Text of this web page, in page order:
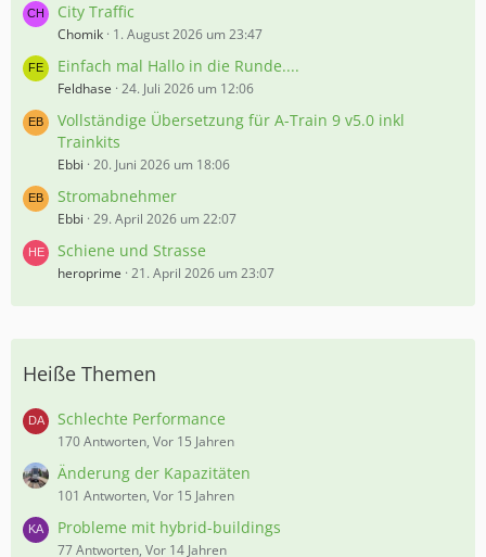
City Traffic
Chomik 1. August 2026 um 23:47
Einfach mal Hallo in die Runde....
Feldhase 24. Juli 2026 um 12:06
Vollständige Übersetzung für A-Train 9 v5.0 inkl
Trainkits
Ebbi 20. Juni 2026 um 18:06
Stromabnehmer
Ebbi 29. April 2026 um 22:07
Schiene und Strasse
heroprime 21. April 2026 um 23:07
Heiße Themen
Schlechte Performance
170 Antworten, Vor 15 Jahren
Änderung der Kapazitäten
101 Antworten, Vor 15 Jahren
Probleme mit hybrid-buildings
77 Antworten, Vor 14 Jahren